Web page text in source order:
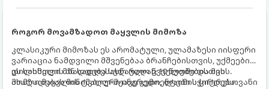
როგორ მოვამზადოთ მაყვლის მიმოზა
კლასიკური მიმოზას ეს არომატული, ულამაზესი იისფერი
ვარიაცია ნამდვილი მშვენებაა ბრანჩებისთვის, უქმეების
დილისთვის ან სადღესასწაულო წვეულებებისთვის.
ახალი მაყვლის ტკბილ-მჟავე გემო, ლაიმის ციტრუსოვანი
ეს სასმელი მზადდება სულ რაღაც 10 წუთში და მის
მომზადებას მინიმალური ინგრედიენტები სჭირდება.